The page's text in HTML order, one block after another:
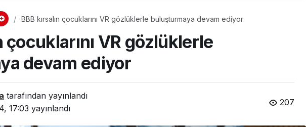
BBB kırsalın çocuklarını VR gözlüklerle buluşturmaya devam ediyor
çocuklarını VR gözlüklerle
devam ediyor
tarafından yayınlandı
17:03 yayınlandı
207